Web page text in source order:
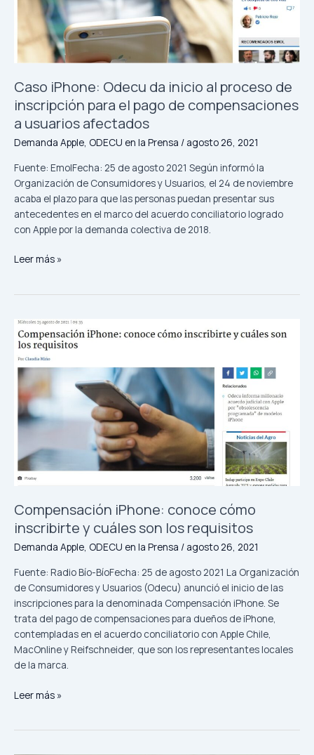
Caso iPhone: Odecu da inicio al proceso de
inscripción para el pago de compensaciones
a usuarios afectados
Demanda Apple ODECU en la Prensa / agosto 26, 2021
Fuente: EmolFecha: 25 de agosto 2021 Según informó la
Organización de Consumidores y Usuarios, el 24 de noviembre
acaba el plazo para que las personas puedan presentar sus
antecedentes en el marco del acuerdo conciliatorio logrado
con Apple por la demanda colectiva de 2018.
pago
de
compensaciones
usuarios
afectados
Leer más »
Compensación iPhone: conoce cómo
inscribirte y cuáles son los requisitos
Demanda Apple, ODECU en la Prensa / agosto 26, 2021
Fuente: Radio Bío-BíoFecha: 25 de agosto 2021 La Organización
de Consumidores y Usuarios (Odecu) anunció el inicio de las
inscripciones para la denominada Compensación iPhone. Se
trata del pago de compensaciones para dueños de iPhone,
contempladas en el acuerdo conciliatorio con Apple Chile,
MacOnline y Reifschneider, que son los representantes locales
de la marca.
Compensación
iPhone:
conoce
cómo
inscribirte
cuáles
son
requisitos
Leer más »